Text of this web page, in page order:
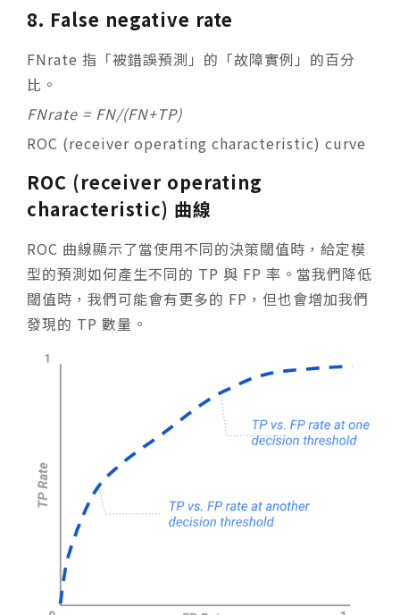
8. False negative rate
FNrate 指「被錯誤預測」的「故障實例」的百分
比。
FNrate = FN/(FN+TP)
ROC (receiver operating characteristic) curve
ROC (receiver operating
characteristic) 曲線
ROC 曲線顯示了當使用不同的決策閾值時，給定模
型的預測如何產生不同的 TP 與 FP 率。當我們降低
閾值時，我們可能會有更多的 FP，但也會增加我們
發現的 TP 數量。